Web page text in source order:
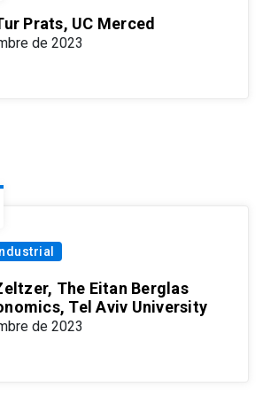
Prats, UC Merced
de 2023
The Eitan Berglas
Tel Aviv University
de 2023